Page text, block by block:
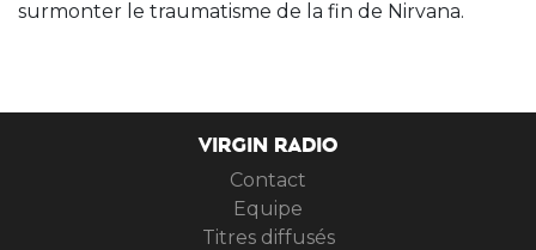
surmonter le traumatisme de la fin de Nirvana.
VIRGIN RADIO
Contact
Equipe
Titres diffusés